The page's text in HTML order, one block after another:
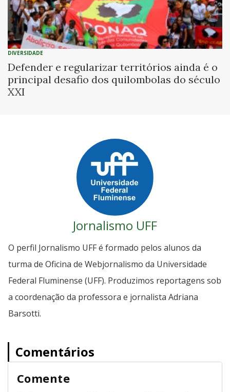
DIVERSIDADE
Defender e regularizar territórios ainda é o
principal desafio dos quilombolas do século
XXI
Jornalismo UFF
O perfil Jornalismo UFF é formado pelos alunos da
turma de Oficina de Webjornalismo da Universidade
Federal Fluminense (UFF). Produzimos reportagens sob
a coordenação da professora e jornalista Adriana
Barsotti.
Comentários
Comente